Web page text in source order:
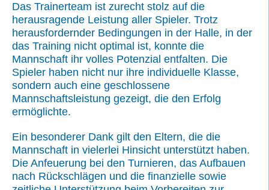
Das Trainerteam ist zurecht stolz auf die
herausragende Leistung aller Spieler. Trotz
herausfordernder Bedingungen in der Halle, in der
das Training nicht optimal ist, konnte die
Mannschaft ihr volles Potenzial entfalten. Die
Spieler haben nicht nur ihre individuelle Klasse,
sondern auch eine geschlossene
Mannschaftsleistung gezeigt, die den Erfolg
ermöglichte.
Ein besonderer Dank gilt den Eltern, die die
Mannschaft in vielerlei Hinsicht unterstützt haben.
Die Anfeuerung bei den Turnieren, das Aufbauen
nach Rückschlägen und die finanzielle sowie